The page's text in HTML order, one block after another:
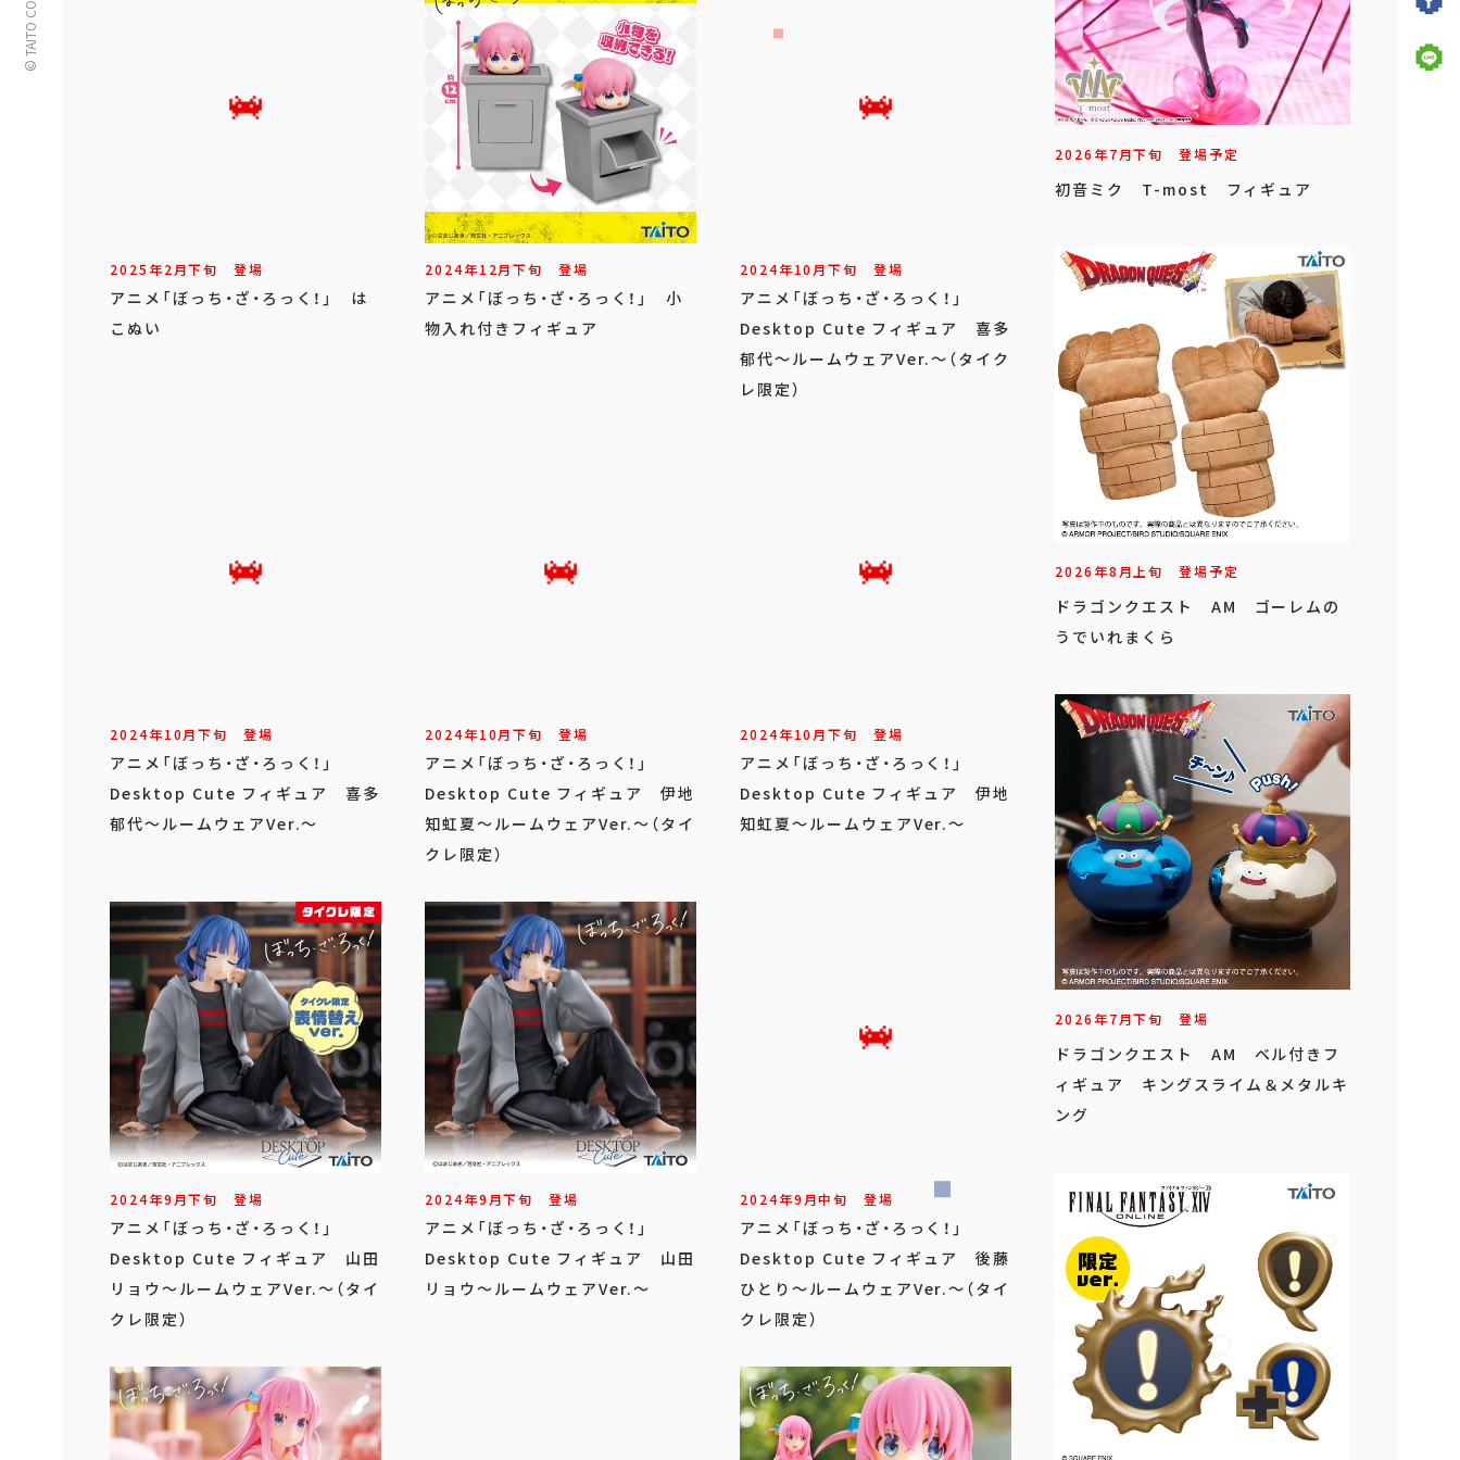
2025年2月下旬 登場
アニメ「ぼっち・ざ・ろっく！」 は
こぬい
2024年12月下旬 登場
アニメ「ぼっち・ざ・ろっく！」 小
物入れ付きフィギュア
2024年10月下旬 登場
アニメ「ぼっち・ざ・ろっく！」
Desktop Cute フィギュア 喜多
郁代～ルームウェアVer.～（タイク
レ限定）
2024年10月下旬 登場
アニメ「ぼっち・ざ・ろっく！」
Desktop Cute フィギュア 喜多
郁代～ルームウェアVer.～
2024年10月下旬 登場
アニメ「ぼっち・ざ・ろっく！」
Desktop Cute フィギュア 伊地
知虹夏～ルームウェアVer.～（タイ
クレ限定）
2024年10月下旬 登場
アニメ「ぼっち・ざ・ろっく！」
Desktop Cute フィギュア 伊地
知虹夏～ルームウェアVer.～
2024年9月下旬 登場
アニメ「ぼっち・ざ・ろっく！」
Desktop Cute フィギュア 山田
リョウ～ルームウェアVer.～（タイ
クレ限定）
2024年9月下旬 登場
アニメ「ぼっち・ざ・ろっく！」
Desktop Cute フィギュア 山田
リョウ～ルームウェアVer.～
2024年9月中旬 登場
アニメ「ぼっち・ざ・ろっく！」
Desktop Cute フィギュア 後藤
ひとり～ルームウェアVer.～（タイ
クレ限定）
2026年7月下旬 登場予定
初音ミク T-most フィギュア
2026年8月上旬 登場予定
ドラゴンクエスト AM ゴーレムの
うでいれまくら
2026年7月下旬 登場
ドラゴンクエスト AM ベル付きフ
ィギュア キングスライム＆メタルキ
ング